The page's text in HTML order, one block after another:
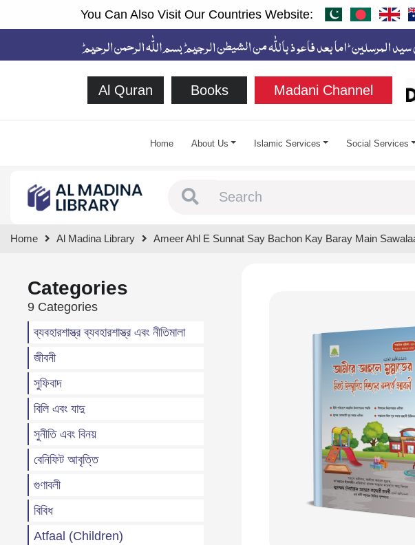
You Can Also Visit Our Countries Website:
Al Quran Books Madani Channel
Home About Us Islamic Services Social Services
Home Al Madina Library Ameer Ahl E Sunnat Say Bachon Kay Baray Main
Categories
9 Categories
ব্যবহারশাস্ত্র ব্যবহারশাস্ত্র এবং নীতিমালা
জীবনী
সুফিবাদ
বিলি এবং যাদু
সুনীতি এবং বিনয়
বেনিফিট আবৃত্তি
গুণাবলী
বিবিধ
Atfaal (Children)